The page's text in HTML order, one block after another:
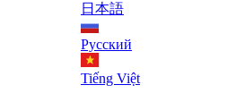
日本語
Русский
Tiếng Việt